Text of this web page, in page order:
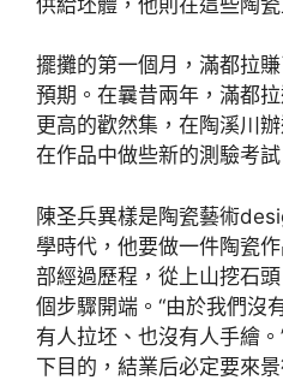
擺攤的第一個月，滿都拉
預期。在曩昔兩年，滿都
更高的歡然集，在陶溪川
在作品中做些新的測驗考試
陳圣兵異樣是陶瓷藝術
學時代，他要做一件陶瓷
部經過歷程，從上山挖石
個步驟開端。“由於我們沒
有人拉坯、也沒有人手繪
下目的，結業后必定要來景